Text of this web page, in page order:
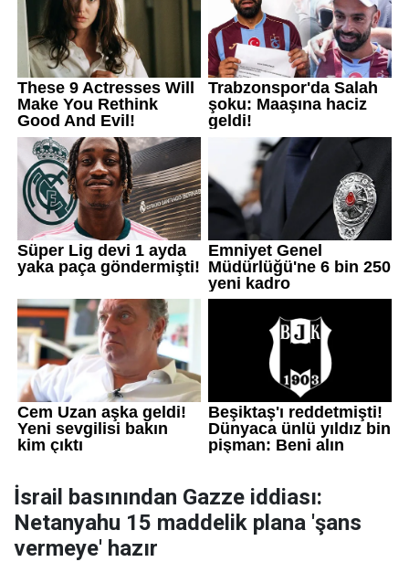
İsrail basınından Gazze iddiası:
Netanyahu 15 maddelik plana 'şans
vermeye' hazır